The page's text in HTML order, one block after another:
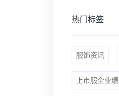
热门标签
服饰资讯
上市服企业绩